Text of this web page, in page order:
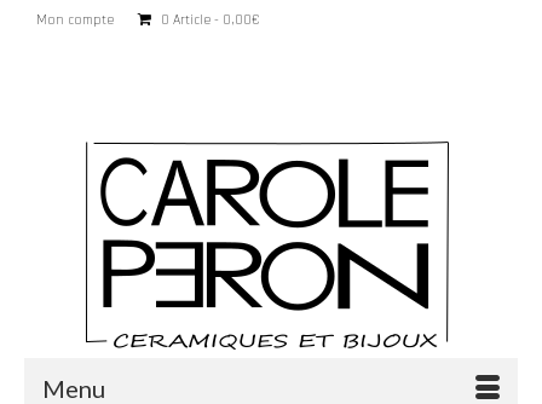
Mon compte 0 Article 0,00€
Menu